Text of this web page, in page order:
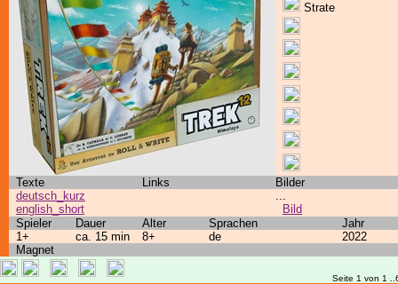
Strate
Texte Links
Bilder
deutsch_kurz
english_short
...
Bild
Spieler
Dauer Alter Sprachen
Jahr
1+
ca. 15 min 8+ de
2022
Magnet
Seite 1 von 1